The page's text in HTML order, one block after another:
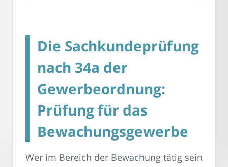
Die Sachkundeprüfung
nach 34a der
Gewerbeordnung:
Prüfung für das
Bewachungsgewerbe
Wer im Bereich der Bewachung tätig sein